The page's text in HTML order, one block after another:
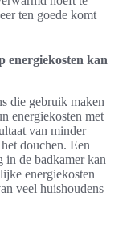
ten goede komt
energiekosten kan
die gebruik maken
energiekosten met
van minder
douchen. Een
in de badkamer kan
energiekosten
veel huishoudens